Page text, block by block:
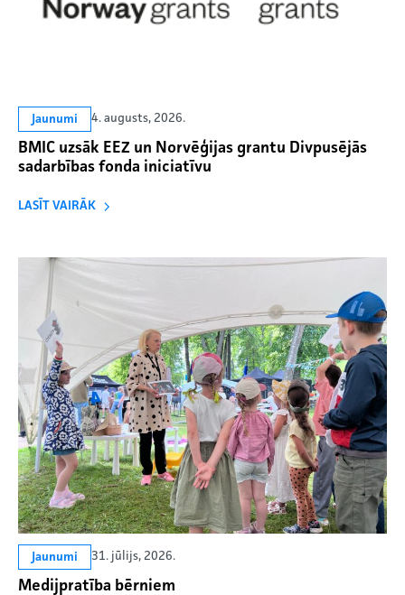
Jaunumi 4. augusts, 2026.
BMIC uzsāk EEZ un Norvēģijas grantu Divpusējās
sadarbības fonda iniciatīvu
LASĪT VAIRĀK
Jaunumi 31. jūlijs, 2026.
Medijpratība bērniem